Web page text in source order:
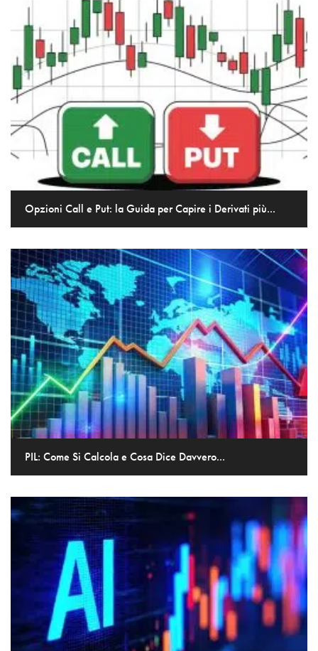
Opzioni Call e Put: la Guida per Capire i Derivati più...
PIL: Come Si Calcola e Cosa Dice Davvero...